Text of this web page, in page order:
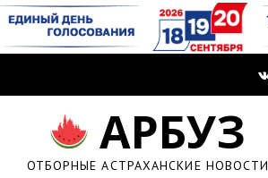
АРБУЗ
ОТБОРНЫЕ АСТРАХАНСКИЕ НОВОСТИ